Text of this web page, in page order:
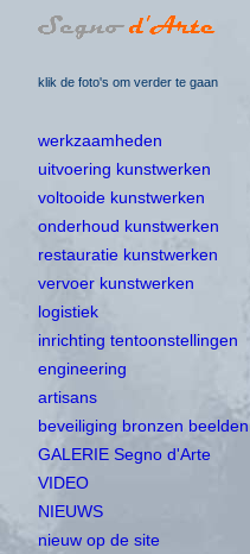
klik de foto's om verder te gaan
werkzaamheden
uitvoering kunstwerken
voltooide kunstwerken
onderhoud kunstwerken
restauratie kunstwerken
vervoer kunstwerken
logistiek
inrichting tentoonstellingen
engineering
artisans
beveiliging bronzen beelden
GALERIE Segno d'Arte
VIDEO
NIEUWS
nieuw op de site